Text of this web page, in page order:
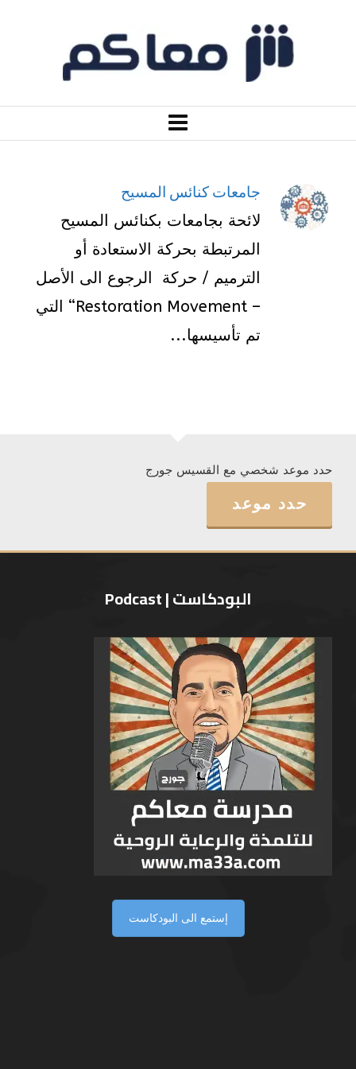
جامعات كنائس المسيح
لائحة بجامعات بكنائس المسيح
المرتبطة بحركة الاستعادة أو
الترميم / حركة الرجوع الى الأصل
– Restoration Movement“ التي
تم تأسيسها...
حدد موعد شخصي مع القسيس جورج
حدد موعد
البودكاست | Podcast
إستمع الى البودكاست